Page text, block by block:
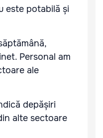
este potabilă și
Personal am
ale
depășiri
alte sectoare